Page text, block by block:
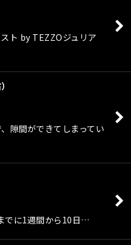
ト by TEZZOジュリア
隙間ができてしまってい
でに1週間から10日…